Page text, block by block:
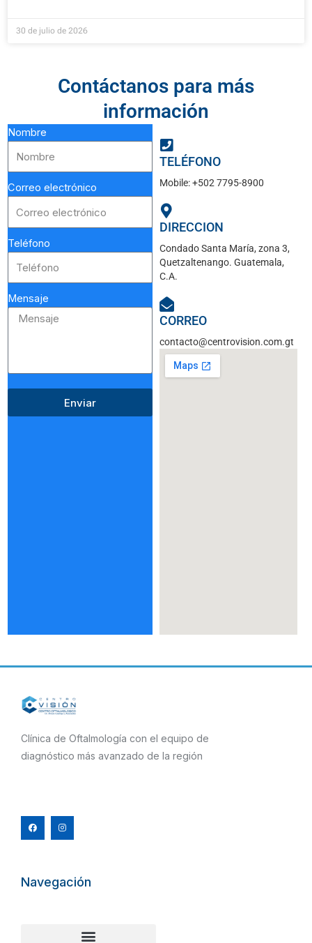
30 de julio de 2026
Contáctanos para más
información
Nombre
Correo electrónico
Teléfono
Mensaje
Enviar
TELÉFONO
Mobile: +502 7795-8900
DIRECCION
Condado Santa María, zona 3,
Quetzaltenango. Guatemala,
C.A.
CORREO
contacto@centrovision.com.gt
Clínica de Oftalmología con el equipo de
diagnóstico más avanzado de la región
c
e
b
o
s
t
a
g
Navegación